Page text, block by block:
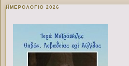
ΗΜΕΡΟΛΟΓΙΟ 2026